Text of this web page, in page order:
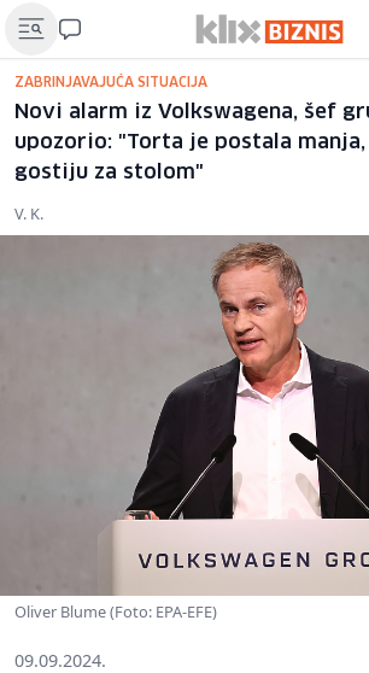
ZABRINJAVAJUĆA SITUACIJA
Novi alarm iz Volkswagena, šef
upozorio: "Torta je postala
gostiju za stolom"
V. K.
Oliver Blume (Foto: EPA-EFE)
09.09.2024.